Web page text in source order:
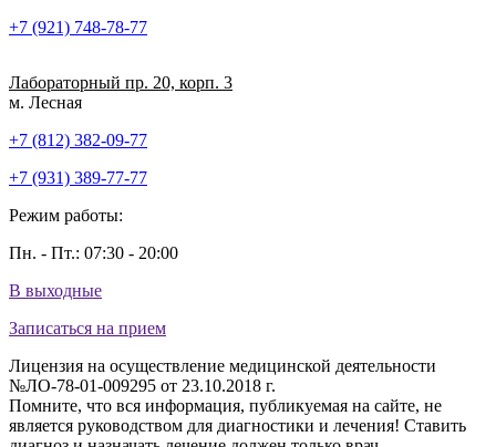
+7 (921) 748-78-77
Лабораторный пр. 20, корп. 3
м. Лесная
+7 (812) 382-09-77
+7 (931) 389-77-77
Режим работы:
Пн. - Пт.: 07:30 - 20:00
В выходные
Записаться на прием
Лицензия на осуществление медицинской деятельности
№ЛО-78-01-009295 от 23.10.2018 г.
Помните, что вся информация, публикуемая на сайте, не
является руководством для диагностики и лечения! Ставить